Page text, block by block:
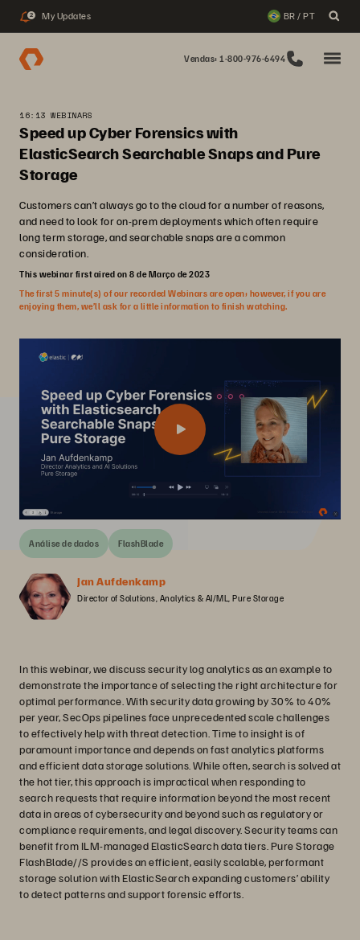
2 My Updates BR / PT
Vendas: 1-800-976-6494
16:13 WEBINARS
Speed up Cyber Forensics with
ElasticSearch Searchable Snaps and Pure
Storage
Customers can’t always go to the cloud for a number of reasons,
and need to look for on-prem deployments which often require
long term storage, and searchable snaps are a common
consideration.
This webinar first aired on 8 de Março de 2023
The first 5 minute(s) of our recorded Webinars are open; however, if you are
enjoying them, we’ll ask for a little information to finish watching.
Análise de dados FlashBlade
Jan Aufdenkamp
Director of Solutions, Analytics & AI/ML, Pure Storage
In this webinar, we discuss security log analytics as an example to
demonstrate the importance of selecting the right architecture for
optimal performance. With security data growing by 30% to 40%
per year, SecOps pipelines face unprecedented scale challenges
to effectively help with threat detection. Time to insight is of
paramount importance and depends on fast analytics platforms
and efficient data storage solutions. While often, search is solved at
the hot tier, this approach is impractical when responding to
search requests that require information beyond the most recent
data in areas of cybersecurity and beyond such as regulatory or
compliance requirements, and legal discovery. Security teams can
benefit from ILM-managed ElasticSearch data tiers. Pure Storage
FlashBlade//S provides an efficient, easily scalable, performant
storage solution with ElasticSearch expanding customers’ ability
to detect patterns and support forensic efforts.